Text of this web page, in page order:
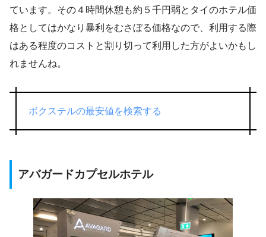
ています。その４時間休憩も約５千円弱とタイのホテル価
格としてはかなり暴利をむさぼる価格なので、利用する際
はある程度のコストと割り切って利用した方がよいかもし
れませんね。
ボクステルの最安値を検索する
アバガードカプセルホテル